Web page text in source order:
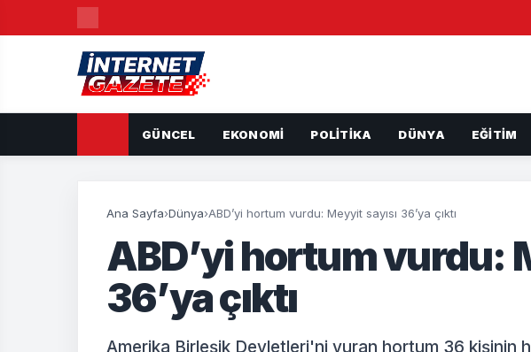
GÜNCEL EKONOMI POLITIKA DÜNYA EĞITIM
Ana Sayfa›Dünya›ABD’yi hortum vurdu: Meyyit sayısı 36’ya çıktı
ABD’yi hortum vurdu:
36’ya çıktı
Amerika Birleşik Devletleri'ni vuran hortum 36 kişinin